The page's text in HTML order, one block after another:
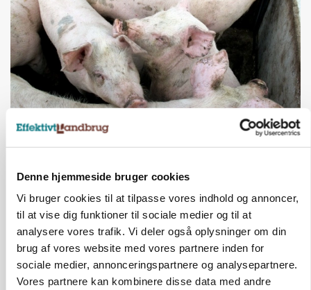
Denne hjemmeside bruger cookies
Vi bruger cookies til at tilpasse vores indhold og annoncer,
til at vise dig funktioner til sociale medier og til at
analysere vores trafik. Vi deler også oplysninger om din
brug af vores website med vores partnere inden for
sociale medier, annonceringspartnere og analysepartnere.
Vores partnere kan kombinere disse data med andre
Grisenoteringen står stille